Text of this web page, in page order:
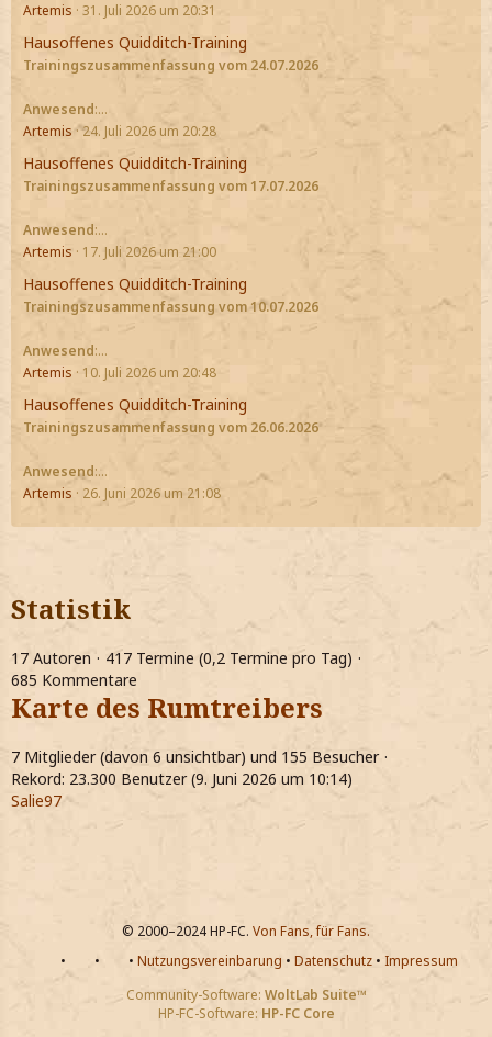
Artemis 31. Juli 2026 um 20:31
Hausoffenes Quidditch-Training
Trainingszusammenfassung vom 24.07.2026
Anwesend:…
Artemis 24. Juli 2026 um 20:28
Hausoffenes Quidditch-Training
Trainingszusammenfassung vom 17.07.2026
Anwesend:…
Artemis
17. Juli 2026 um 21:00
Hausoffenes Quidditch-Training
Trainingszusammenfassung vom 10.07.2026
Anwesend:…
Artemis
10. Juli 2026 um 20:48
Hausoffenes Quidditch-Training
Trainingszusammenfassung vom 26.06.2026
Anwesend:…
Artemis
26. Juni 2026 um 21:08
Statistik
17 Autoren
417 Termine (0,2 Termine pro Tag)
685 Kommentare
Karte des Rumtreibers
7 Mitglieder (davon 6 unsichtbar) und 155 Besucher
Rekord: 23.300 Benutzer (9. Juni 2026 um 10:14)
Salie97
© 2000–2024 HP-FC. Von Fans, für Fans.
•
• • Nutzungsvereinbarung • Datenschutz• Impressum
Community-Software: WoltLab Suite™
HP-FC-Software: HP-FC Core